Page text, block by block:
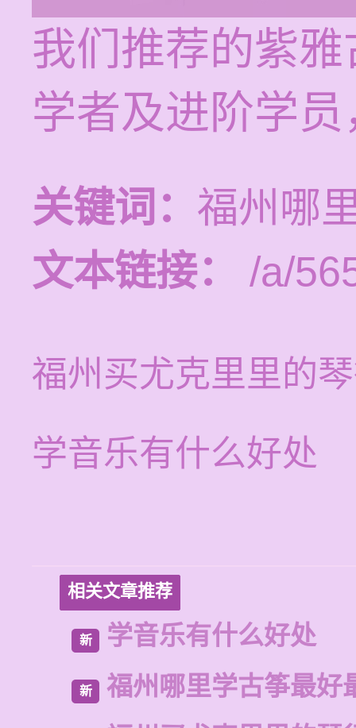
我们推荐的紫
学者及进阶学
关键词： 福州哪
文本链接：
/a/
福州买尤克里里的
学音乐有什么好处
相关文章推荐
新 学音乐有什么好处
新
福州哪里学古筝最好